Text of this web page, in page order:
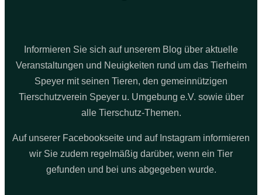
Informieren Sie sich auf unserem Blog über aktuelle
Veranstaltungen und Neuigkeiten rund um das Tierheim
Speyer mit seinen Tieren, den gemeinnützigen
Tierschutzverein Speyer u. Umgebung e.V. sowie über
alle Tierschutz-Themen.
Auf unserer Facebookseite und auf Instagram informieren
wir Sie zudem regelmäßig darüber, wenn ein Tier
gefunden und bei uns abgegeben wurde.